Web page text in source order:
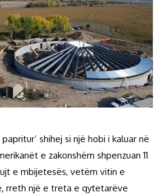
shihej si një hobi i kaluar në
e zakonshëm shpenzuan 11
e mbijetesës, vetëm vitin e
rreth një e treta e qytetarëve